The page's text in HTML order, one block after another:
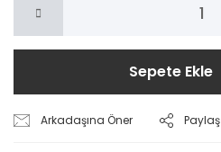
Sepete Ekle
Arkadaşına Öner Paylaş